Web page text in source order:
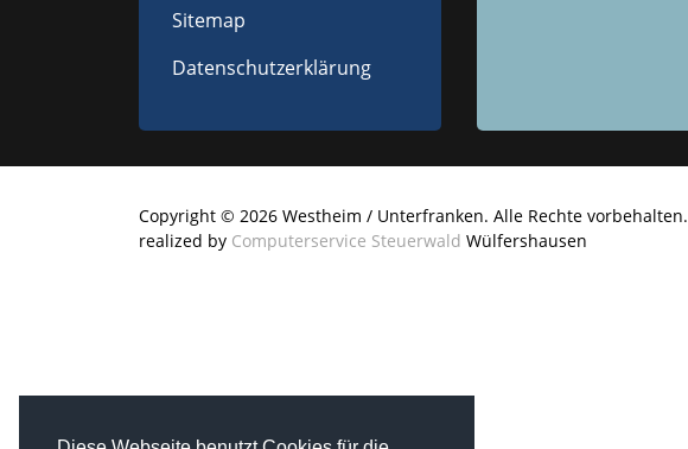
Sitemap
Datenschutzerklärung
Copyright © 2026 Westheim / Unterfranken. Alle Rechte vorbehalten.
realized by Computerservice Steuerwald Wülfershausen